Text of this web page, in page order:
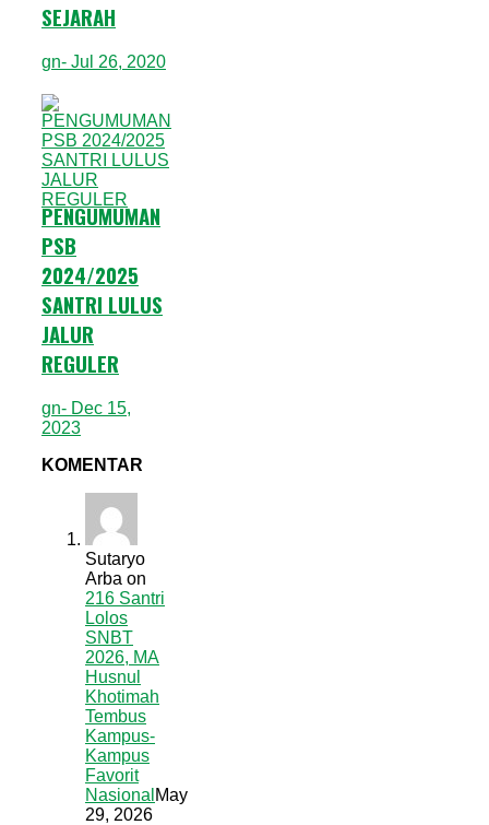
SEJARAH
gn- Jul 26, 2020
PENGUMUMAN
PSB
2024/2025
SANTRI LULUS
JALUR
REGULER
gn- Dec 15,
2023
KOMENTAR
Sutaryo
Arba on
216 Santri
Lolos
SNBT
2026, MA
Husnul
Khotimah
Tembus
Kampus-
Kampus
Favorit
Nasional May
29, 2026